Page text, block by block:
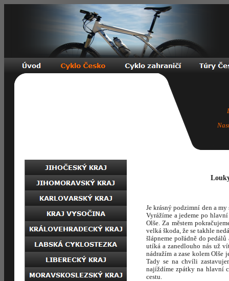
Je krásný podzimní den a
Vyrážíme a jedeme po
Olše. Za městem
velká škoda, že se takhle
šlápneme pořádně do
utíká a zanedlouho nás už
nádražím a zase kolem Olše
Tady se na chvíli
najíždíme zpátky na hlavní
cestu.